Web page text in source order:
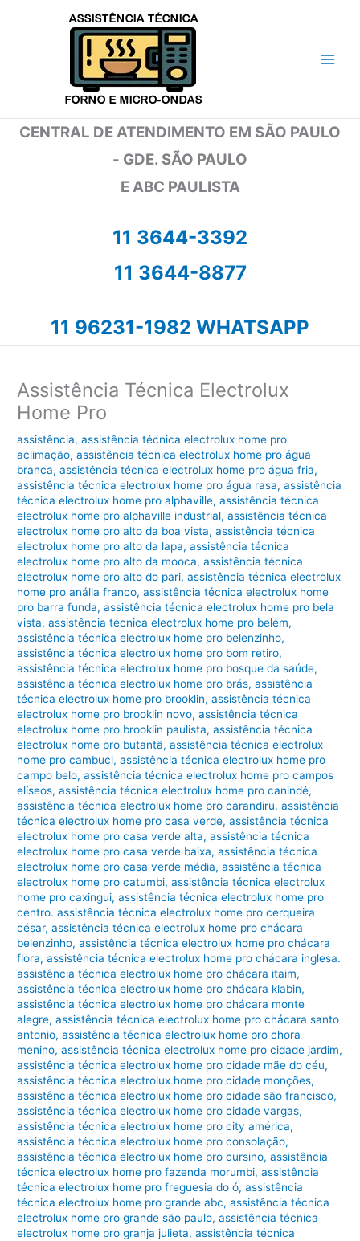
CENTRAL DE ATENDIMENTO EM SÃO PAULO
- GDE. SÃO PAULO
E ABC PAULISTA
11 3644-3392
11 3644-8877
11 96231-1982 WHATSAPP
Assistência Técnica Electrolux
Home Pro
assistência,assistência técnica electrolux home pro
aclimação,assistência técnica electrolux home pro água
branca,assistência técnica electrolux home pro água fria,
assistência técnica electrolux home pro água rasa,assistência
técnica electrolux home pro alphaville,assistência técnica
electrolux home pro alphaville industrial,assistência técnica
electrolux home pro alto da boa vista,assistência técnica
electrolux home pro alto da lapa,assistência técnica
electrolux home pro alto da mooca,assistência técnica
electrolux home pro alto do pari,assistência técnica electrolux
home pro anália franco,assistência técnica electrolux home
pro barra funda,assistência técnica electrolux home pro bela
vista,assistência técnica electrolux home pro belém,
assistência técnica electrolux home pro belenzinho,
assistência técnica electrolux home pro bom retiro,
assistência técnica electrolux home pro bosque da saúde,
assistência técnica electrolux home pro brás,assistência
técnica electrolux home pro brooklin,assistência técnica
electrolux home pro brooklin novo,assistência técnica
electrolux home pro brooklin paulista,assistência técnica
electrolux home pro butantã,assistência técnica electrolux
home pro cambuci,assistência técnica electrolux home pro
campo belo,assistência técnica electrolux home pro campos
elíseos,assistência técnica electrolux home pro canindé,
assistência técnica electrolux home pro carandiru,assistência
técnica electrolux home pro casa verde,assistência técnica
electrolux home pro casa verde alta,assistência técnica
electrolux home pro casa verde baixa,assistência técnica
electrolux home pro casa verde média,assistência técnica
electrolux home pro catumbi,assistência técnica electrolux
home pro caxingui,assistência técnica electrolux home pro
centro. assistência técnica electrolux home pro cerqueira
césar,assistência técnica electrolux home pro chácara
belenzinho,assistência técnica electrolux home pro chácara
flora,assistência técnica electrolux home pro chácara inglesa.
assistência técnica electrolux home pro chácara itaim,
assistência técnica electrolux home pro chácara klabin,
assistência técnica electrolux home pro chácara monte
alegre,assistência técnica electrolux home pro chácara santo
antonio,assistência técnica electrolux home pro chora
menino,assistência técnica electrolux home pro cidade jardim,
assistência técnica electrolux home pro cidade mãe do céu,
assistência técnica electrolux home pro cidade monções,
assistência técnica electrolux home pro cidade são francisco,
assistência técnica electrolux home pro cidade vargas,
assistência técnica electrolux home pro city américa,
assistência técnica electrolux home pro consolação,
assistência técnica electrolux home pro cursino,assistência
técnica electrolux home pro fazenda morumbi,assistência
técnica electrolux home pro freguesia do ó,assistência
técnica electrolux home pro grande abc,assistência técnica
electrolux home pro grande são paulo,assistência técnica
electrolux home pro granja julieta,assistência técnica